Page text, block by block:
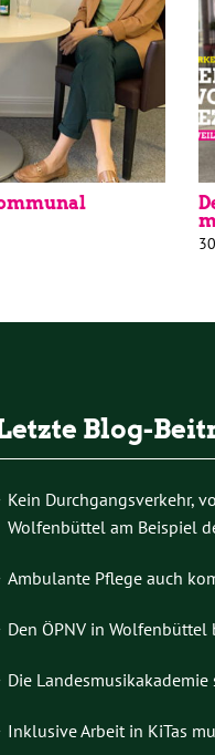
Blog-
Kein Durchgangsverkehr,
Wolfenbüttel am Beispiel
Ambulante Pflege auch
Den ÖPNV in Wolfenbüttel
Die
Inklusive Arbeit in KiTas